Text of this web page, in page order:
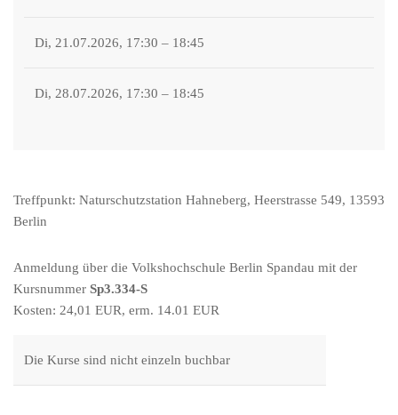
Di, 21.07.2026, 17:30 – 18:45
Di, 28.07.2026, 17:30 – 18:45
Treffpunkt: Naturschutzstation Hahneberg, Heerstrasse 549, 13593
Berlin
Anmeldung über die Volkshochschule Berlin Spandau mit der
Kursnummer Sp3.334-S
Kosten: 24,01 EUR, erm. 14.01 EUR
Die Kurse sind nicht einzeln buchbar